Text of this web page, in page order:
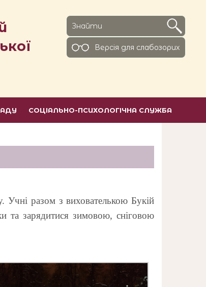
Версiя для слабозорих
СОЦІАЛЬНО-ПСИХОЛОГІЧНА СЛУЖБА
Учнi разом з вихователькою Букій
та зарядитися зимовою, сніговою